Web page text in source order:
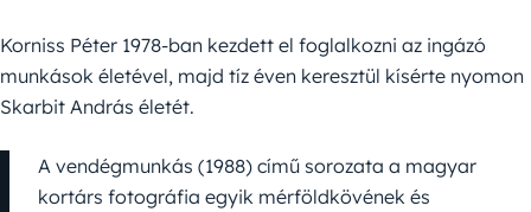
Korniss Péter 1978-ban kezdett el foglalkozni az ingázó
munkások életével, majd tíz éven keresztül kísérte nyomon
Skarbit András életét.
A vendégmunkás (1988) című sorozata a magyar
kortárs fotográfia egyik mérföldkövének és